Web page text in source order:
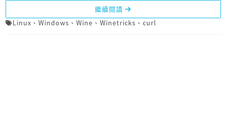
繼續閱讀
Linux 、 Windows 、 Wine 、 Winetricks 、 curl